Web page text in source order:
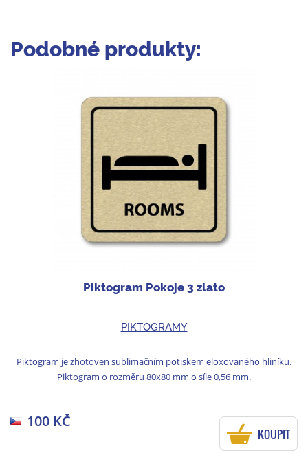
Podobné produkty:
Piktogram Pokoje 3 zlato
PIKTOGRAMY
Piktogram je zhotoven sublimačním potiskem eloxovaného hliníku.
Piktogram o rozměru 80x80 mm o síle 0,56 mm.
100 KČ
KOUPIT